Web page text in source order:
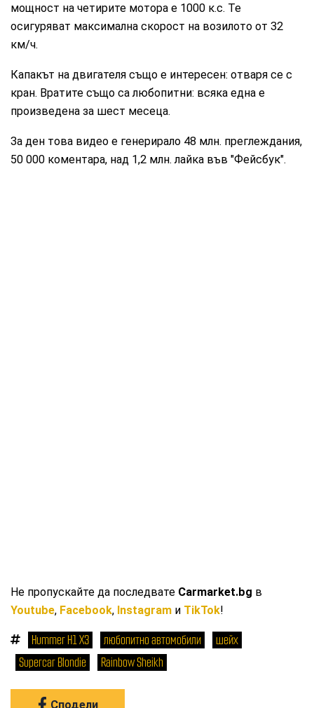
мощност на четирите мотора е 1000 к.с. Те
осигуряват максимална скорост на возилото от 32
км/ч.
Капакът на двигателя също е интересен: отваря се с
кран. Вратите също са любопитни: всяка една е
произведена за шест месеца.
За ден това видео е генерирало 48 млн. преглеждания,
50 000 коментара, над 1,2 млн. лайка във "Фейсбук".
Не пропускайте да последвате Carmarket.bg в
Youtube, Facebook, Instagram и TikTok!
Hummer H1 X3 любопитно автомобили
шейх
Supercar Blondie
Rainbow Sheikh
Сподели